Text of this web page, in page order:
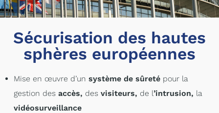
Sécurisation des hautes
sphères européennes
Mise en œuvre d’un système de sûreté pour la
gestion des accès, des visiteurs, de l’intrusion, la
vidéosurveillance